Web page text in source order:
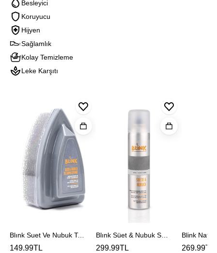
Besleyici
Koruyucu
Hijyen
Sağlamlık
Kolay Temizleme
Leke Karşıtı
Nubuk
Temızleme
Sungerı
Blınk Suet Ve Nubuk Temızleme Sungerı
149.99TL
Blınk Süet & Nubuk Spreyi
299.99TL
Blink
269.99TL